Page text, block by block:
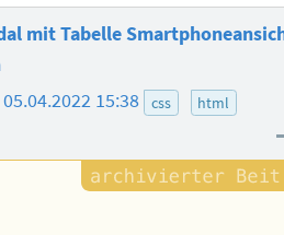
mit Tabelle
05.04.2022 15:38 css html